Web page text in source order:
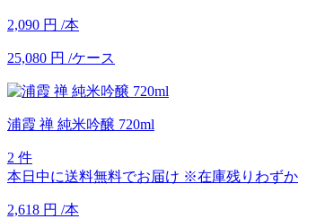
2,090 円 /本
25,080 円 /ケース
浦霞 禅 純米吟醸 720ml
2 件
本日中に送料無料でお届け ※在庫残りわずか
2,618 円 /本